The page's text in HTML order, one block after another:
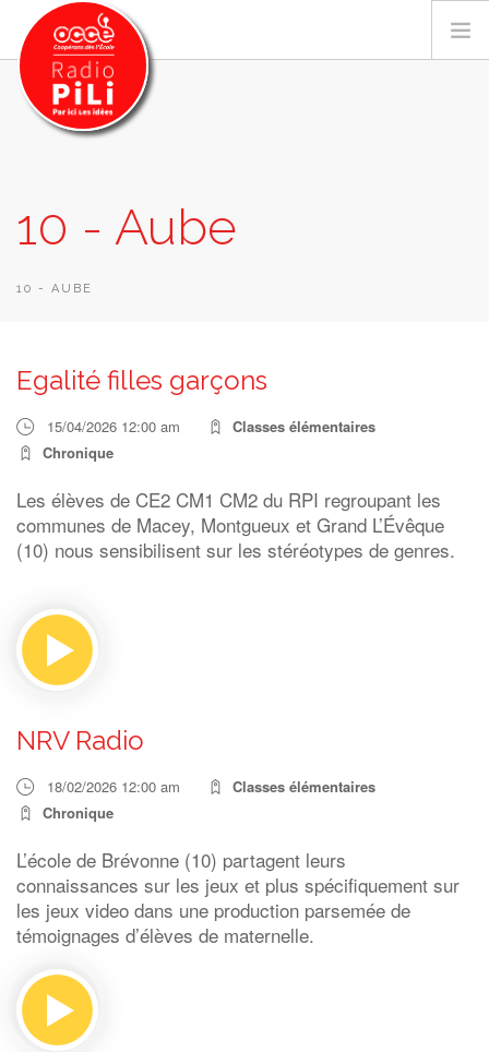
GRILLE DES PROGRAMMES
EMISSIONS / PODCASTS
RECHERCHER
10 - Aube
10 - AUBE
Egalité filles garçons
15/04/2026 12:00 am
Classes élémentaires
Chronique
Les élèves de CE2 CM1 CM2 du RPI regroupant les
communes de Macey, Montgueux et Grand L’Évêque
(10) nous sensibilisent sur les stéréotypes de genres.
NRV Radio
18/02/2026 12:00 am
Classes élémentaires
Chronique
L’école de Brévonne (10) partagent leurs
connaissances sur les jeux et plus spécifiquement sur
les jeux video dans une production parsemée de
témoignages d’élèves de maternelle.